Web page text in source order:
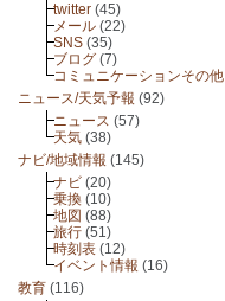
twitter (45)
メール (22)
SNS (35)
ブログ (7)
コミュニケーションその他
ニュース/天気予報 (92)
ニュース (57)
天気 (38)
ナビ/地域情報 (145)
ナビ (20)
乗換 (10)
地図 (88)
旅行 (51)
時刻表 (12)
イベント情報 (16)
教育 (116)